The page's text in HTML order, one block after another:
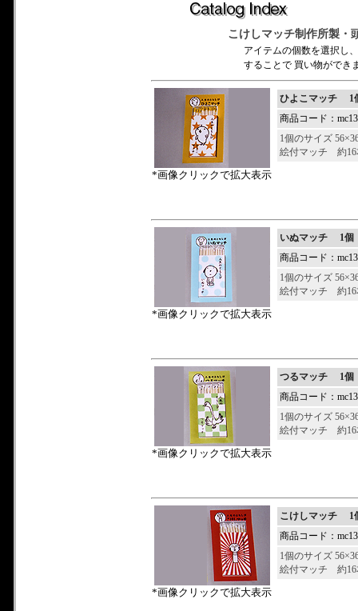
こけしマッチ制作所製・
アイテムの個数を選択し
することで 買い物ができ
*画像クリックで拡大表示
ひよこマッチ 1
商品コード：
1個のサイズ
絵付マッチ 約16
*画像クリックで拡大表示
いぬマッチ 1個
商品コード：
1個のサイズ
絵付マッチ 約16
*画像クリックで拡大表示
つるマッチ 1個
商品コード：
1個のサイズ
絵付マッチ 約16
*画像クリックで拡大表示
こけしマッチ 1
商品コード：
1個のサイズ
絵付マッチ 約16